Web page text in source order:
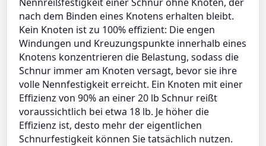
nach dem Binden eines Knotens erhalten bleibt.
Kein Knoten ist zu 100% effizient: Die engen
Windungen und Kreuzungspunkte innerhalb eines
Knotens konzentrieren die Belastung, sodass die
Schnur immer am Knoten versagt, bevor sie ihre
volle Nennfestigkeit erreicht. Ein Knoten mit einer
Effizienz von 90% an einer 20 lb Schnur reißt
voraussichtlich bei etwa 18 lb. Je höher die
Effizienz ist, desto mehr der eigentlichen
Schnurfestigkeit können Sie tatsächlich nutzen.